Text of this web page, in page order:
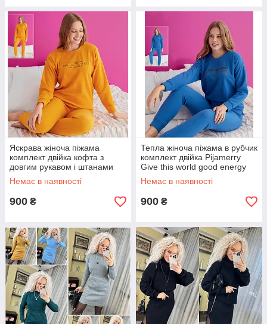
Яскрава жіноча піжама
комплект двійка кофта з
довгим рукавом і штанами
Pijamerry
Немає в наявності
900 ₴
Тепла жіноча піжама в рубчик
комплект двійка Pijamerry
Give this world good energy
Немає в наявності
900 ₴